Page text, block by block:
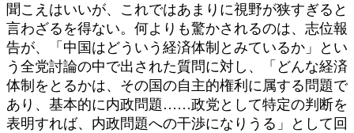
聞こえはいいが、これではあまりに視野が狭すぎると
言わざるを得ない。何よりも驚かされるのは、志位報
告が、「中国はどういう経済体制とみているか」とい
う全党討論の中で出された質問に対し、「どんな経済
体制をとるかは、その国の自主的権利に属する問題で
あり、基本的に内政問題……政党として特定の判断を
表明すれば、内政問題への干渉になりうる」として回